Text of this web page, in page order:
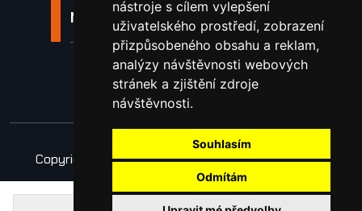
nástroje s cílem vylepšení
uživatelského prostředí, zobrazení
přizpůsobeného obsahu a reklam,
analýzy návštěvnosti webových
stránek a zjištění zdroje
návštěvnosti.
Souhlasím
Odmítám
Náhradní díly pro vodní paprsek
Laserové svařování
Copyright © 2026 Všechna práva vyhrazena
Obchodní podmínky
Zpracování osobních údajů